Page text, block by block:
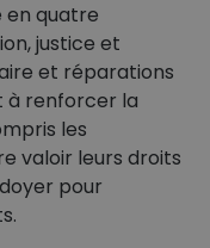
en quatre
justice et
et réparations
à renforcer la
les
valoir leurs droits
pour